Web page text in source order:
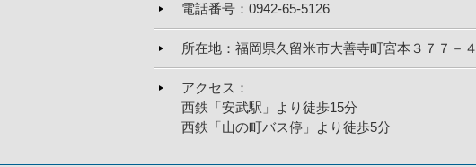
電話番号 ：0942-65-5126
所在地 ：福岡県久留米市大善寺町宮本３７７－４
アクセス ：
西鉄「安武駅」より徒歩15分
西鉄「山の町バス停」より徒歩5分